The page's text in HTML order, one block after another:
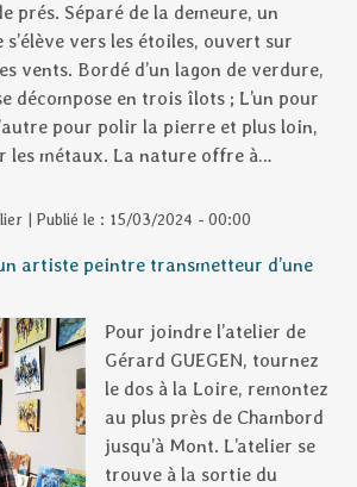
prés. Séparé de la demeure, un
vers les étoiles, ouvert sur
vents. Bordé d’un lagon de verdure,
décompose en trois îlots ; L’un pour
pour polir la pierre et plus loin,
les métaux. La nature offre à…
| Publié le : 15/03/2024 - 00:00
artiste peintre transmetteur d’une
Pour joindre l’atelier de
Gérard GUEGEN, tournez
le dos à la Loire, remontez
au plus près de Chambord
jusqu’à Mont. L’atelier se
trouve à la sortie du